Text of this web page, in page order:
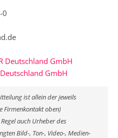
0
Deutschland GmbH
GmbH
ist allein der jeweils
Firmenkontakt oben)
auch Urheber des
Bild-, Ton-, Video-, Medien-